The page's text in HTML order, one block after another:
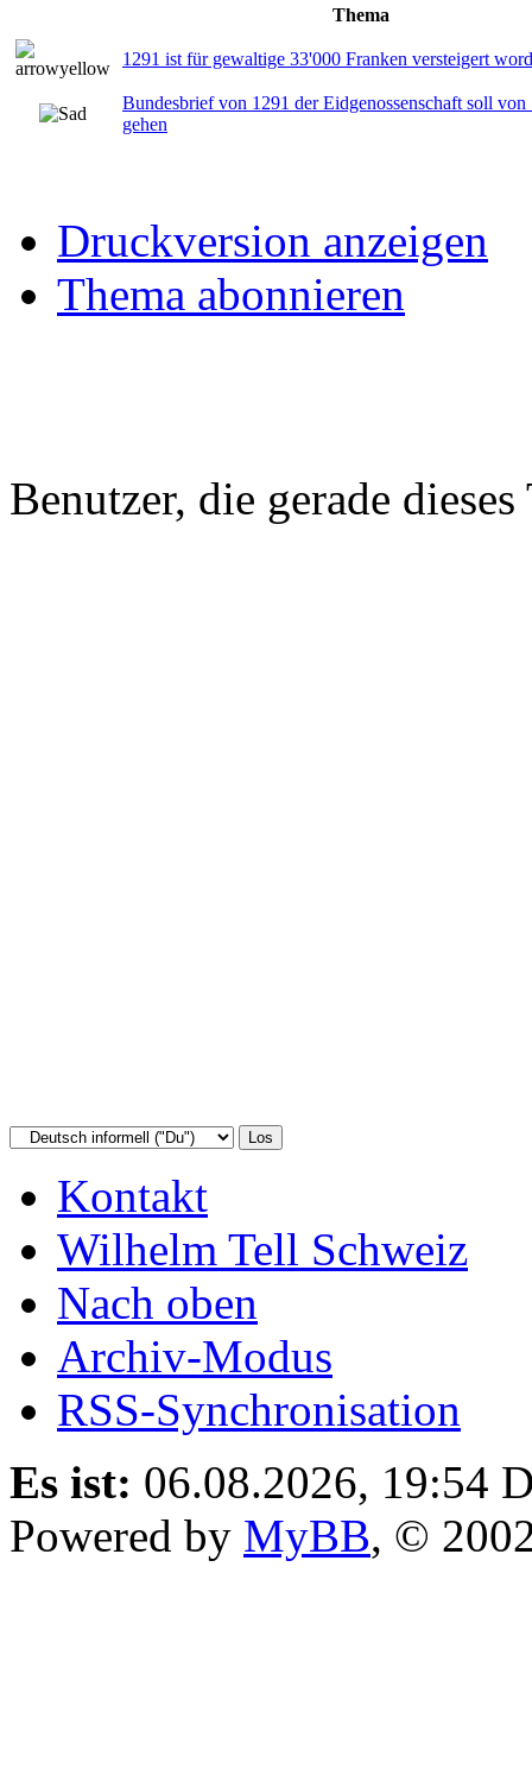
Thema
1291 ist für gewaltige 33'000 Franken versteigert
Bundesbrief von 1291 der Eidgenossenschaft soll
gehen
Druckversion anzeigen
Thema abonnieren
Benutzer, die gerade
Kontakt
Wilhelm Tell Schweiz
Nach oben
Archiv-Modus
RSS-Synchronisation
Es ist: 06.08.2026, 19:54
Powered by MyBB, ©